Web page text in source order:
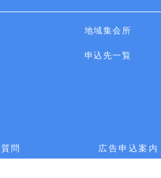
地域集会所
申込先一覧
問 広告申込案内